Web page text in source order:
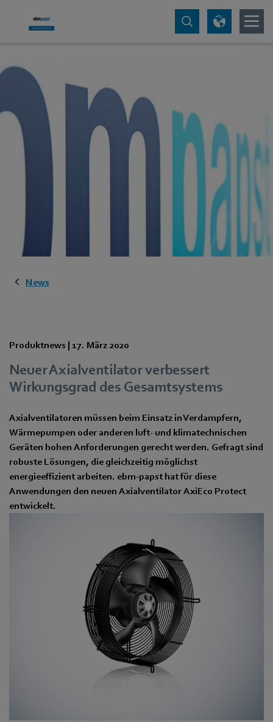
News
Produktnews | 17. März 2020
Neuer Axialventilator verbessert
Wirkungsgrad des Gesamtsystems
Axialventilatoren müssen beim Einsatz in Verdampfern,
Wärmepumpen oder anderen luft- und klimatechnischen
Geräten hohen Anforderungen gerecht werden. Gefragt sind
robuste Lösungen, die gleichzeitig möglichst
energieeffizient arbeiten. ebm-papst hat für diese
Anwendungen den neuen Axialventilator AxiEco Protect
entwickelt.